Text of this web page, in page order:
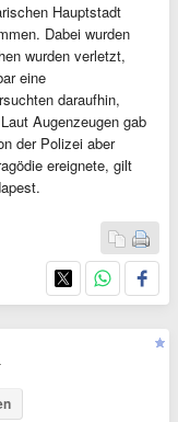
Hauptstadt
Dabei wurden
wurden verletzt,
eine
daraufhin,
Augenzeugen gab
der Polizei aber
ereignete, gilt